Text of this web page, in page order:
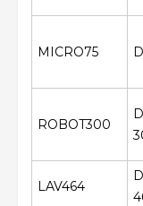
MICRO75
ROBOT300
LAV464